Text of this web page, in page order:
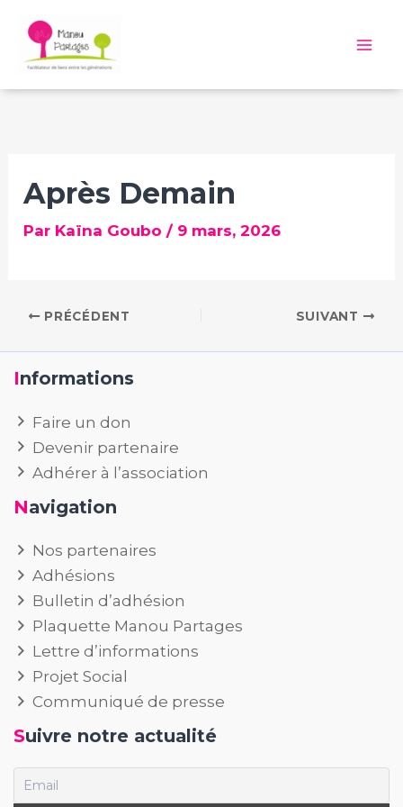
contenu
Après Demain
Par Kaïna Goubo/ 9 mars, 2026
PRÉCÉDENT SUIVANT
Informations
Faire un don
Devenir partenaire
Adhérer à l’association
Navigation
Nos partenaires
Adhésions
Bulletin d’adhésion
Plaquette Manou Partages
Lettre d’informations
Projet Social
Communiqué de presse
Suivre notre actualité